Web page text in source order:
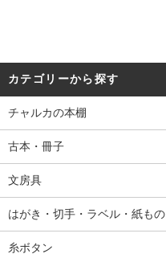
カテゴリーから探す
チャルカの本棚
古本・冊子
文房具
はがき・切手・ラベル・紙もの
糸ボタン